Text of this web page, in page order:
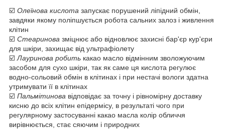
☑️ Олеїнова кислота запускає порушений ліпідний обмін,
завдяки якому поліпшується робота сальних залоз і живлення
клітин
☑️ Стеаринова зміцнює або відновлює захисні бар'єр кур'єри
для шкіри, захищає від ультрафіолету
☑️ Лауринова робить какао масло відмінним зволожуючим
засобом для сухо шкіри, так як саме ця кислота регулює
водно-сольовий обмін в клітинах і при нестачі вологи здатна
утримувати її в клітинах
☑️ Пальмітинова відповідає за точну і рівномірну доставку
кисню до всіх клітин епідермісу, в результаті чого при
регулярному застосуванні какао масла колір обличчя
вирівнюється, стає сяючим і природних